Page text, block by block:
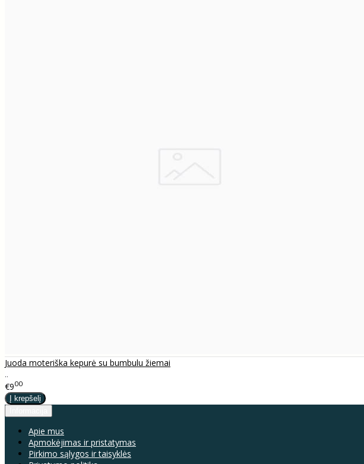
Juoda moteriška kepurė su bumbulu žiemai
..
€900
Apie mus
Apmokėjimas ir pristatymas
Pirkimo sąlygos ir taisyklės